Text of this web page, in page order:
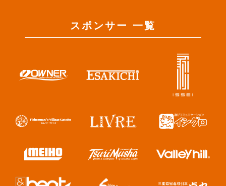
スポンサー 一覧